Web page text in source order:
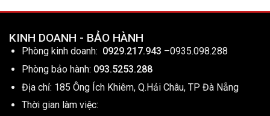
KINH DOANH - BẢO HÀNH
Phòng kinh doanh: 0929.217.943 –0935.098.288
Phòng bảo hành: 093.5253.288
Địa chỉ: 185 Ông Ích Khiêm, Q.Hải Châu, TP Đà Nẵng
Thời gian làm việc: